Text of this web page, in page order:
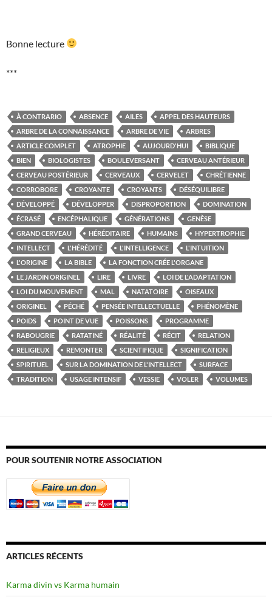
Bonne lecture
***
À CONTRARIO ABSENCE AILES
APPEL DES HAUTEURS
ARBRE DE LA CONNAISSANCE
ARBRE DE VIE
ARBRES
ARTICLE COMPLET
ATROPHIE AUJOURD'HUI
BIBLIQUE
BIEN
BIOLOGISTES BOULEVERSANT
CERVEAU ANTÉRIEUR
CERVEAU POSTÉRIEUR
CERVEAUX CERVELET
CHRÉTIENNE
CORROBORE
CROYANTE CROYANTS
DÉSÉQUILIBRE
DÉVELOPPÉ
DÉVELOPPER DISPROPORTION
DOMINATION
ÉCRASÉ
ENCÉPHALIQUE GÉNÉRATIONS
GENÈSE
GRAND CERVEAU
HÉRÉDITAIRE HUMAINS
HYPERTROPHIE
INTELLECT
L'HÉRÉDITÉ L'INTELLIGENCE
L'INTUITION
L'ORIGINE
LA BIBLE
LA FONCTION CRÉE L'ORGANE
LE JARDIN ORIGINEL
LIRE LIVRE
LOI DE L'ADAPTATION
LOI DU MOUVEMENT
MAL NATATOIRE
OISEAUX
ORIGINEL
PÉCHÉ PENSÉE INTELLECTUELLE
PHÉNOMÈNE
POIDS
POINT DE VUE POISSONS
PROGRAMME
RABOUGRIE
RATATINÉ RÉALITÉ RÉCIT
RELATION
RELIGIEUX
REMONTER SCIENTIFIQUE
SIGNIFICATION
SPIRITUEL
SUR LA DOMINATION DE L'INTELLECT
SURFACE
TRADITION
USAGE INTENSIF VESSIE VOLER VOLUMES
POUR SOUTENIR NOTRE ASSOCIATION
ARTICLES RÉCENTS
Karma divin vs Karma humain